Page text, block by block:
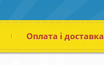
Оплата і доставка